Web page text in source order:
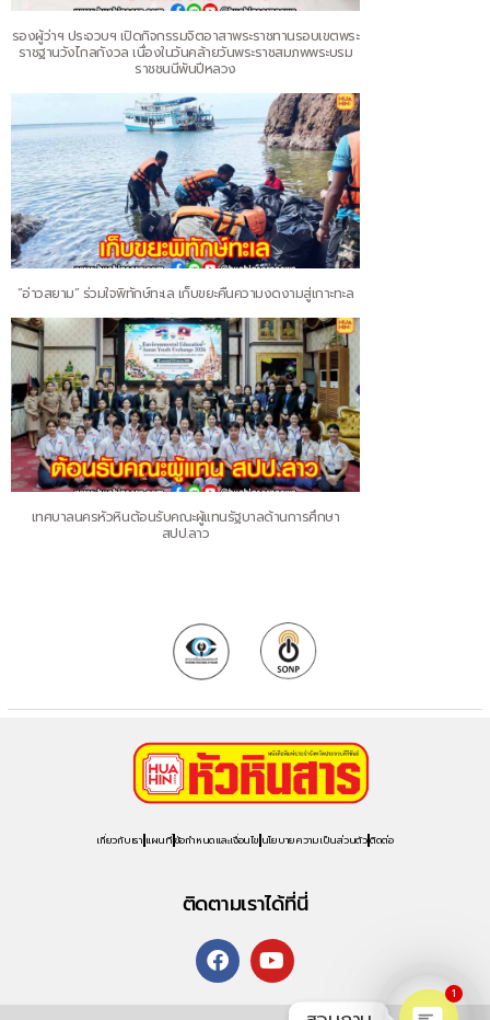
รองผู้ว่าฯ ประจวบฯ เปิดกิจกรรมจิตอาสาพระราชทานรอบเขตพระ
ราชฐานวังไกลกังวล เนื่องในวันคล้ายวันพระราชสมภพพระบรม
ราชชนนีพันปีหลวง
“อ่าวสยาม” ร่วมใจพิทักษ์ทะเล เก็บขยะคืนความงดงามสู่เกาะทะล
เทศบาลนครหัวหินต้อนรับคณะผู้แทนรัฐบาลด้านการศึกษา
สปป.ลาว
เกี่ยวกับเรา แผนที่ ข้อกำหนดและเงื่อนไข นโยบายความเป็นส่วนตัวติดต่อ
ติดตามเราได้ที่นี่
1